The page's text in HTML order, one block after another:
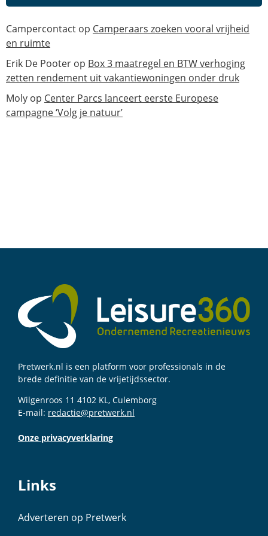
Campercontact op Camperaars zoeken vooral vrijheid
en ruimte
Erik De Pooter op Box 3 maatregel en BTW verhoging
zetten rendement uit vakantiewoningen onder druk
Moly op Center Parcs lanceert eerste Europese
campagne ‘Volg je natuur’
Pretwerk.nl is een platform voor professionals in de
brede definitie van de vrijetijdssector.
Wilgenroos 11 4102 KL, Culemborg
E-mail: redactie@pretwerk.nl
Onze privacyverklaring
Links
Adverteren op Pretwerk